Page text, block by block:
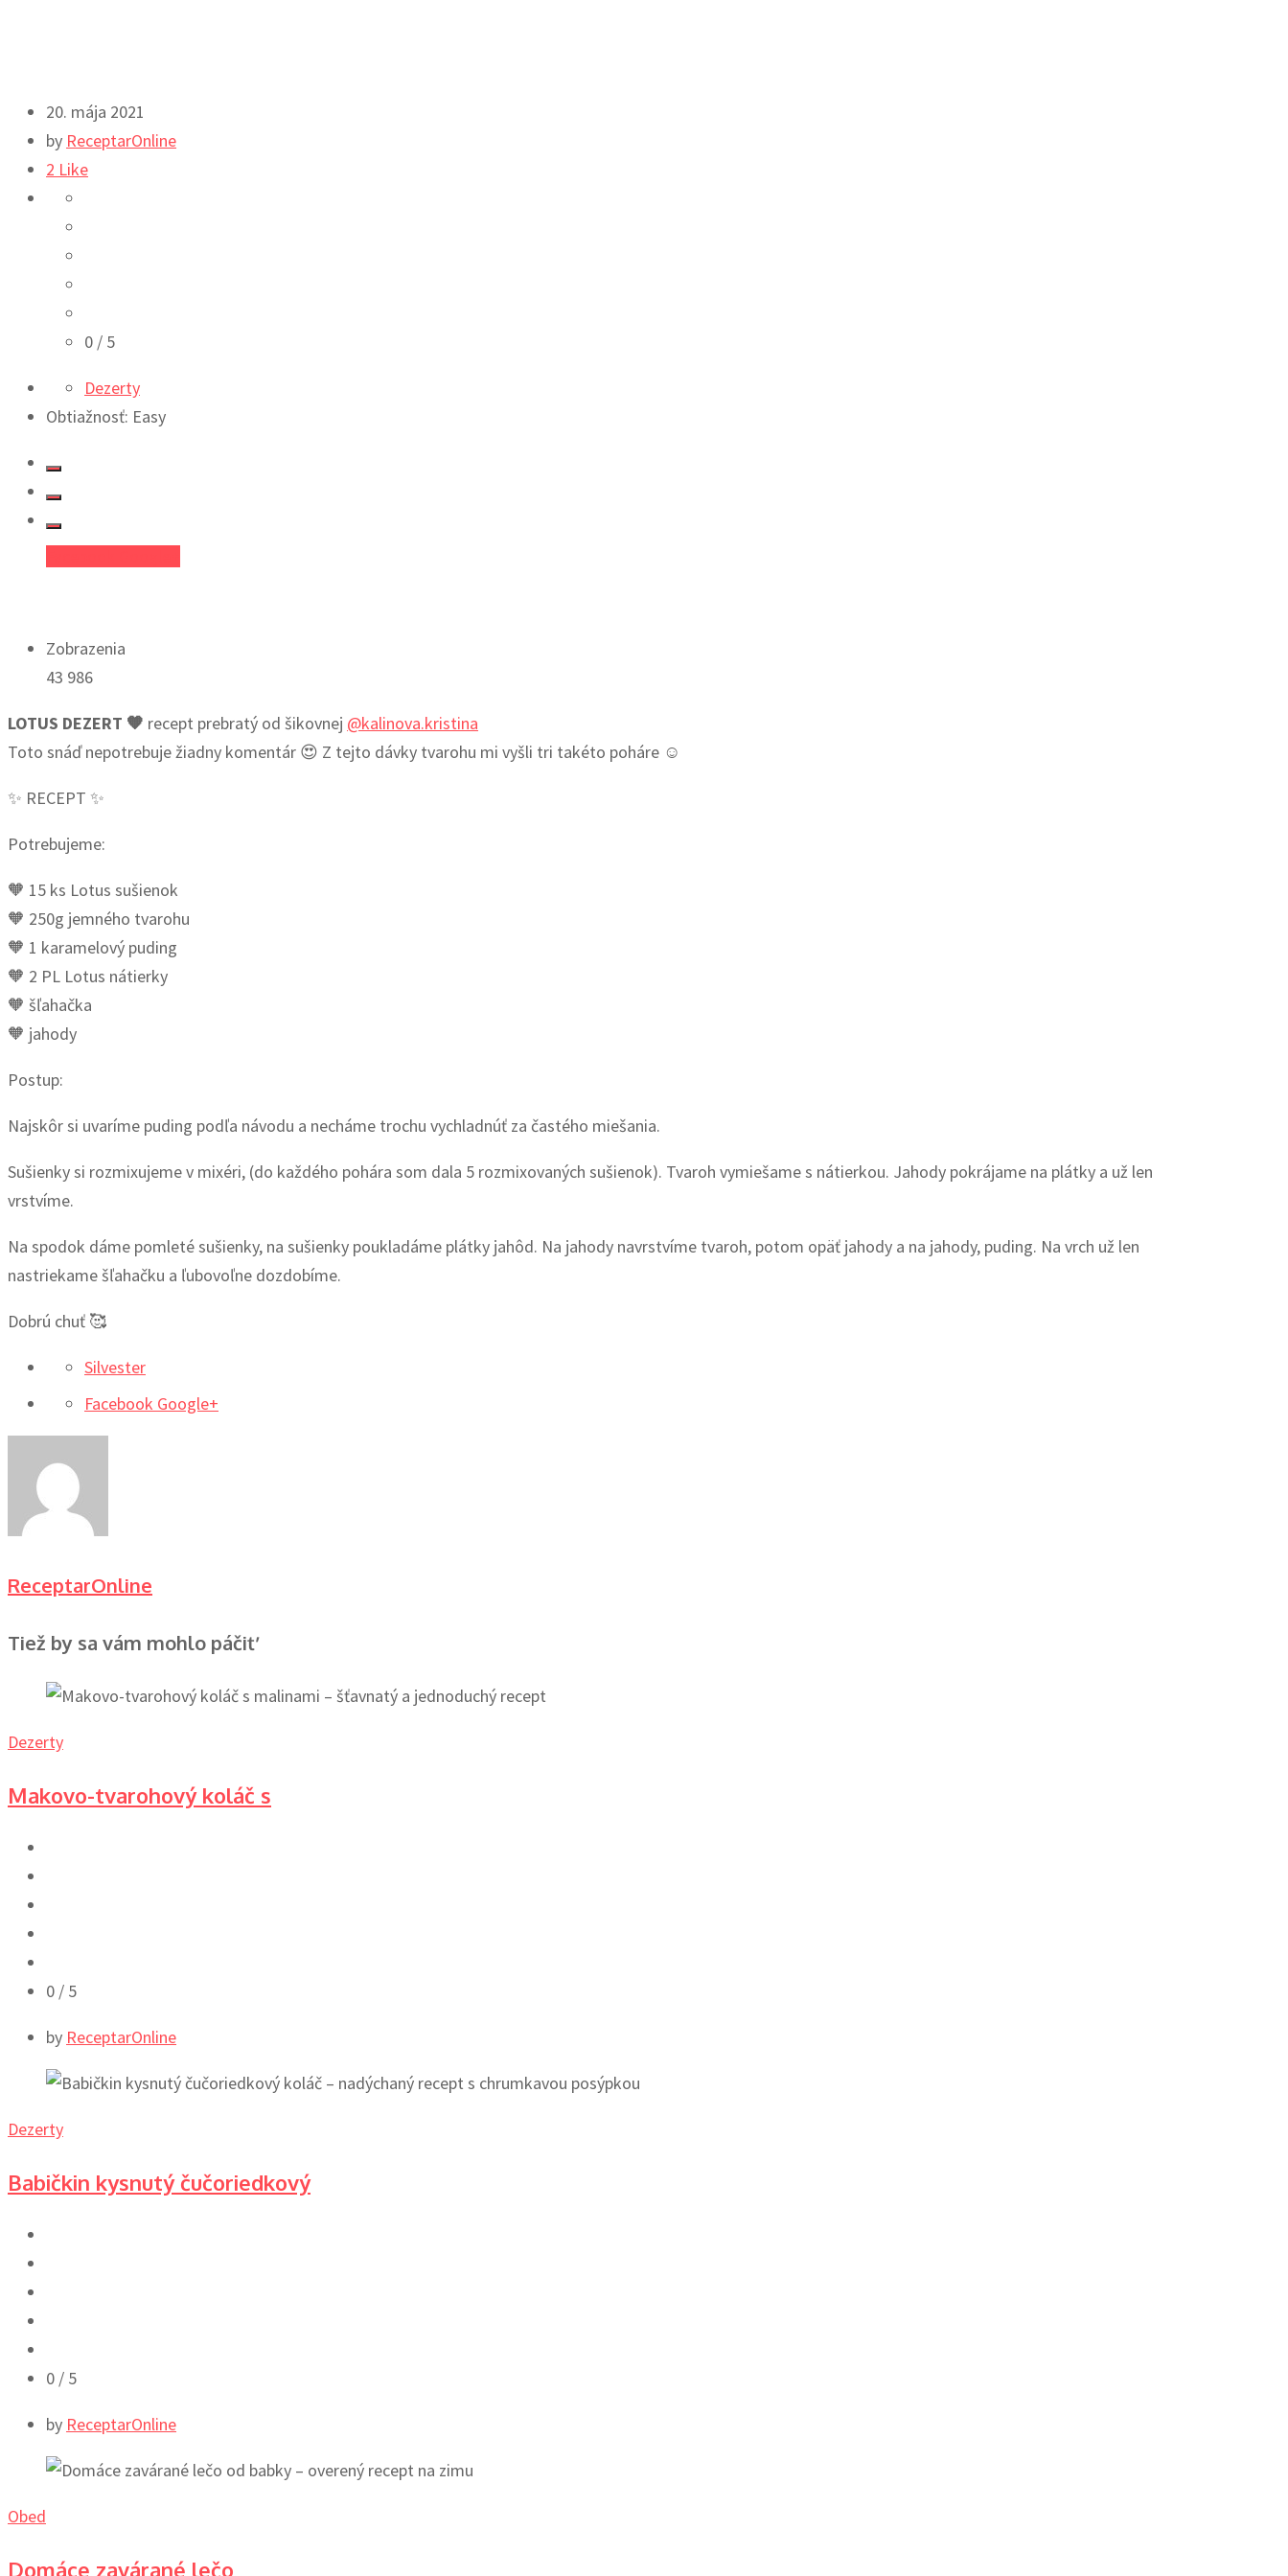
20. mája 2021
by ReceptarOnline
2 Like
0 / 5
Dezerty
Obtiažnosť: Easy
Zobrazenia
43 986
LOTUS DEZERT 🧡 recept prebratý od šikovnej @kalinova.kristina
Toto snáď nepotrebuje žiadny komentár 😍 Z tejto dávky tvarohu mi vyšli tri takéto poháre ☺
✨ RECEPT ✨
Potrebujeme:
🧡 15 ks Lotus sušienok
🧡 250g jemného tvarohu
🧡 1 karamelový puding
🧡 2 PL Lotus nátierky
🧡 šľahačka
🧡 jahody
Postup:
Najskôr si uvaríme puding podľa návodu a necháme trochu vychladnúť za častého miešania.
Sušienky si rozmixujeme v mixéri, (do každého pohára som dala 5 rozmixovaných sušienok). Tvaroh vymiešame s nátierkou. Jahody pokrájame na plátky a už len
vrstvíme.
Na spodok dáme pomleté sušienky, na sušienky poukladáme plátky jahôd. Na jahody navrstvíme tvaroh, potom opäť jahody a na jahody, puding. Na vrch už len
nastriekame šľahačku a ľubovoľne dozdobíme.
Dobrú chuť 🥰
Silvester
Facebook Google+
ReceptarOnline
Tiež by sa vám mohlo páčiť
Dezerty
Makovo-tvarohový koláč s
0 / 5
by ReceptarOnline
Dezerty
Babičkin kysnutý čučoriedkový
0 / 5
by ReceptarOnline
Obed
Domáce zavárané lečo